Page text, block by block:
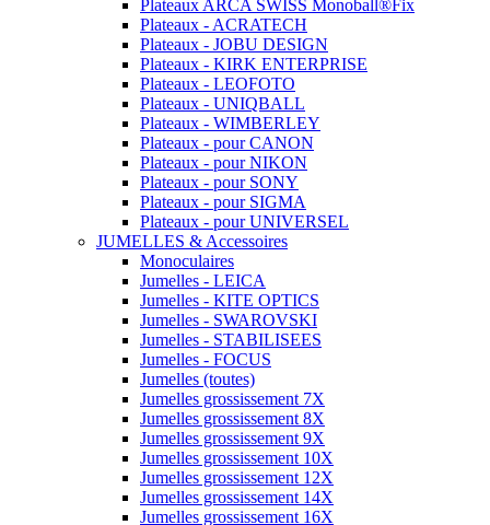
Plateaux ARCA SWISS Monoball®Fix
Plateaux - ACRATECH
Plateaux - JOBU DESIGN
Plateaux - KIRK ENTERPRISE
Plateaux - LEOFOTO
Plateaux - UNIQBALL
Plateaux - WIMBERLEY
Plateaux - pour CANON
Plateaux - pour NIKON
Plateaux - pour SONY
Plateaux - pour SIGMA
Plateaux - pour UNIVERSEL
JUMELLES & Accessoires
Monoculaires
Jumelles - LEICA
Jumelles - KITE OPTICS
Jumelles - SWAROVSKI
Jumelles - STABILISEES
Jumelles - FOCUS
Jumelles (toutes)
Jumelles grossissement 7X
Jumelles grossissement 8X
Jumelles grossissement 9X
Jumelles grossissement 10X
Jumelles grossissement 12X
Jumelles grossissement 14X
Jumelles grossissement 16X